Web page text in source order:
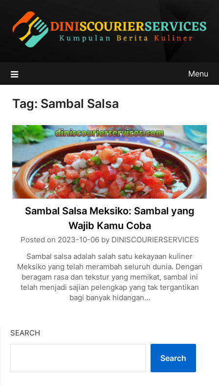
content
Menu
Tag: Sambal Salsa
Sambal Salsa Meksiko: Sambal yang
Wajib Kamu Coba
Posted on 2023-10-06by DINISCOURIERSERVICES
Sambal salsa adalah salah satu kekayaan kuliner
Meksiko yang telah merambah seluruh dunia. Dengan
beragam rasa dan tekstur yang memikat, sambal ini
telah menjadi sajian pelengkap yang tak tergantikan
bagi banyak hidangan…
SEARCH
Search